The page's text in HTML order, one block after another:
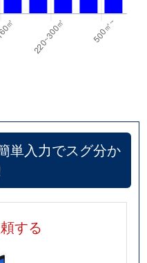
単入力でスグ分か
する